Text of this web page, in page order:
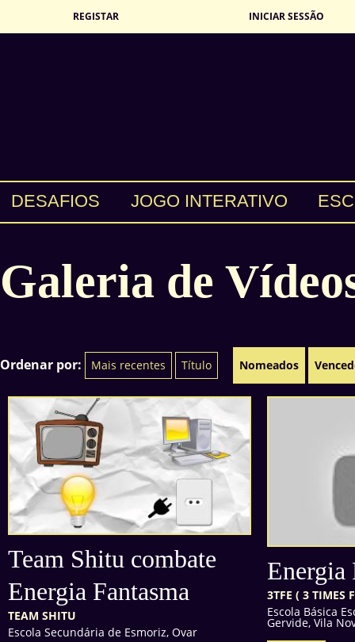
REGISTAR INICIAR SESSÃO
DESAFIOS JOGO INTERATIVO
Galeria de
Ordenar por: Mais recentes Título Nomeados
Team Shitu combate
Energia Fantasma
TEAM SHITU
Escola Secundária de Esmoriz, Ovar
Energia
3TFE ( 3 TIMES
Escola Básica
Gervide, Vila